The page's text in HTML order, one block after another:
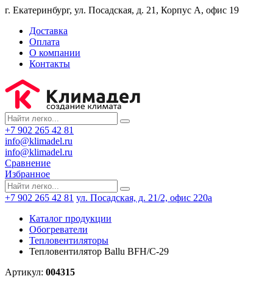
г. Екатеринбург, ул. Посадская, д. 21, Корпус А, офис 19
Доставка
Оплата
О компании
Контакты
+7 902 265 42 81
info@klimadel.ru
info@klimadel.ru
Сравнение
Избранное
+7 902 265 42 81 ул. Посадская, д. 21/2, офис 220а
Каталог продукции
Обогреватели
Тепловентиляторы
Тепловентилятор Ballu BFH/С-29
Артикул: 004315